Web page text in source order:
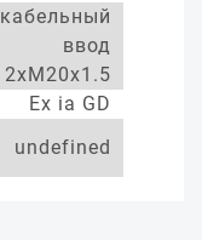
кабельный
ввод
2xM20x1.5
Ex ia GD
undefined